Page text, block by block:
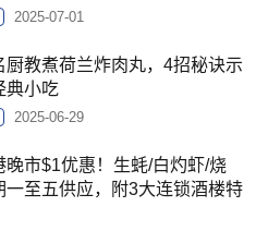
2025-07-01
厨教煮荷兰炸肉丸，4招秘诀示
典小吃
2025-06-29
晚市$1优惠！生蚝/白灼虾/烧
一至五供应，附3大连锁酒楼特